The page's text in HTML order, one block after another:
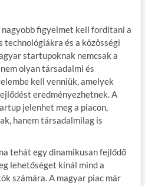
figyelmet kell fordítani a
és a közösségi
startupoknak nemcsak a
olyan társadalmi és
kell venniük, amelyek
eredményezhetnek. A
jelenhet meg a piacon,
hanem társadalmilag is
tehát egy dinamikusan fejlődő
lehetőséget kínál mind a
számára. A magyar piac már